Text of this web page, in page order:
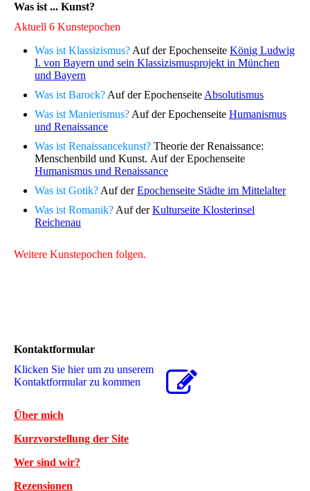
Was ist ... Kunst?
Aktuell 6 Kunstepochen
Was ist Klassizismus? Auf der Epochenseite König Ludwig
I. von Bayern und sein Klassizismusprojekt in München
und Bayern
Was ist Barock? Auf der Epochenseite Absolutismus
Was ist Manierismus? Auf der Epochenseite Humanismus
und Renaissance
Was ist Renaissancekunst? Theorie der Renaissance:
Menschenbild und Kunst. Auf der Epochenseite
Humanismus und Renaissance
Was ist Gotik? Auf derEpochenseite Städte im Mittelalter
Was ist Romanik? Auf derKulturseite Klosterinsel
Reichenau
Weitere Kunstepochen folgen.
Kontaktformular
Klicken Sie hier um zu unserem
Kon­takt­for­mu­lar zu kommen
Über mich
Kurzvorstellung der Site
Wer sind wir?
Rezensionen